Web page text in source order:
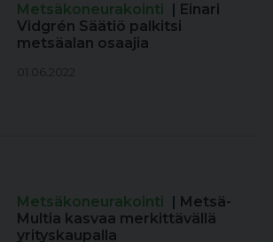
Metsäkoneurakointi
| Einari
Vidgrén Säätiö palkitsi
metsäalan osaajia
01.06.2022
Metsäkoneurakointi
| Metsä-
Multia kasvaa merkittävällä
yrityskaupalla